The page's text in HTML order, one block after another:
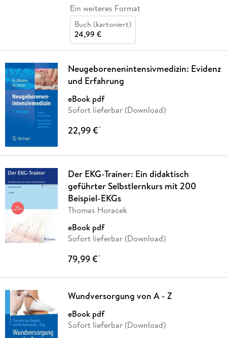
Ein weiteres Format
Buch (kartoniert)
24,99 €
Neugeborenenintensivmedizin: Evidenz
und Erfahrung
eBook pdf
Sofort lieferbar (Download)
22,99 €*
Der EKG-Trainer: Ein didaktisch
geführter Selbstlernkurs mit 200
Beispiel-EKGs
Thomas Horacek
eBook pdf
Sofort lieferbar (Download)
79,99 €*
Wundversorgung von A - Z
eBook pdf
Sofort lieferbar (Download)